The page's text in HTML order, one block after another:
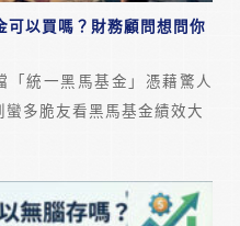
以買嗎？財務顧問想問你
統一黑馬基金」憑藉驚人
多脆友看黑馬基金績效大